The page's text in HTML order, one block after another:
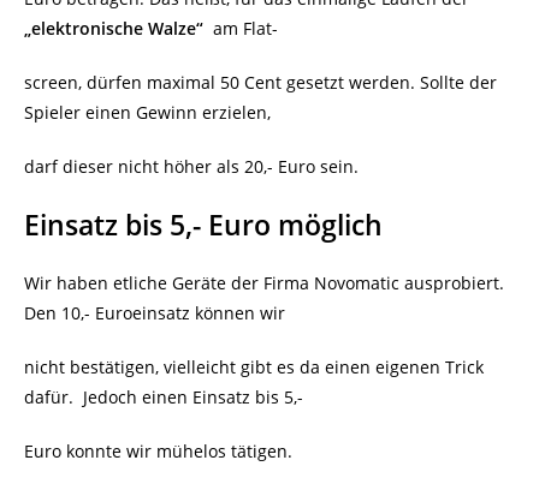
„elektronische Walze“ am Flat-
screen, dürfen maximal 50 Cent gesetzt werden. Sollte der
Spieler einen Gewinn erzielen,
darf dieser nicht höher als 20,- Euro sein.
Einsatz bis 5,- Euro möglich
Wir haben etliche Geräte der Firma Novomatic ausprobiert.
Den 10,- Euroeinsatz können wir
nicht bestätigen, vielleicht gibt es da einen eigenen Trick
dafür. Jedoch einen Einsatz bis 5,-
Euro konnte wir mühelos tätigen.